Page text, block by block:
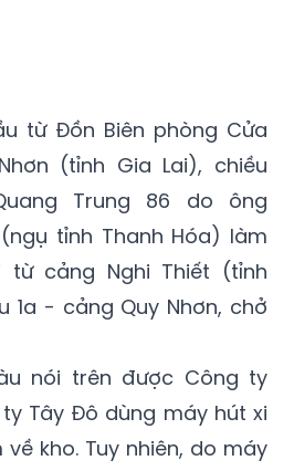
từ Đồn Biên phòng Cửa
(tỉnh Gia Lai), chiều
Trung 86 do ông
tỉnh Thanh Hóa) làm
từ cảng Nghi Thiết (tỉnh
1a - cảng Quy Nhơn, chở
nói trên được Công ty
ty Tây Đô dùng máy hút xi
kho. Tuy nhiên, do máy